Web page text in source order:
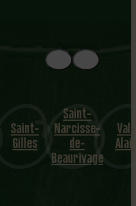
Saint-
Gilles
Saint-
Narcisse-
de-
Beaurivage
Val-